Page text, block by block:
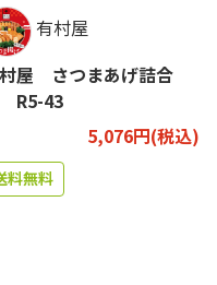
有村屋
屋 さつまあげ詰合
R5-43
5,076円(税込)
料無料